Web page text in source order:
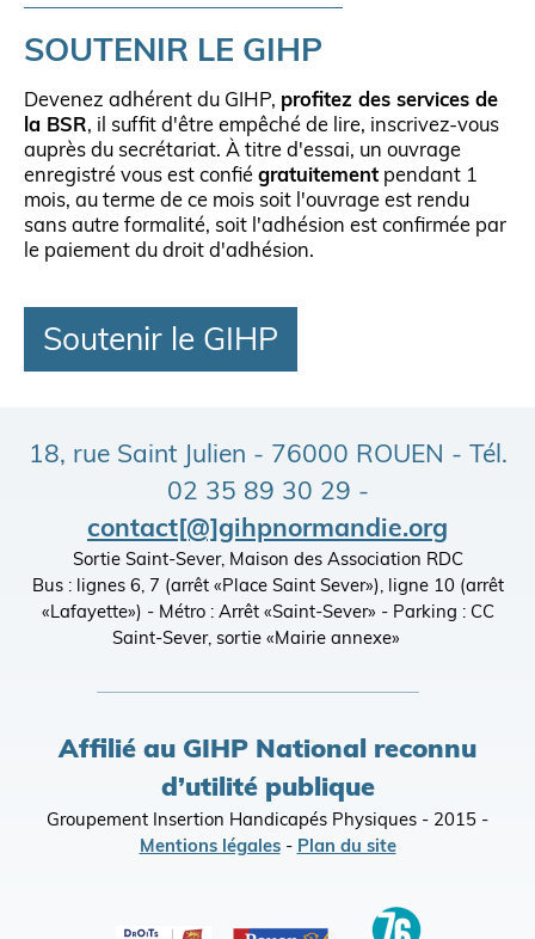
SOUTENIR LE GIHP
Devenez adhérent du GIHP, profitez des services de
la BSR, il suffit d'être empêché de lire, inscrivez-vous
auprès du secrétariat. À titre d'essai, un ouvrage
enregistré vous est confié gratuitement pendant 1
mois, au terme de ce mois soit l'ouvrage est rendu
sans autre formalité, soit l'adhésion est confirmée par
le paiement du droit d'adhésion.
Soutenir le GIHP
18, rue Saint Julien - 76000 ROUEN - Tél.
02 35 89 30 29 -
contact[@]gihpnormandie.org
Sortie Saint-Sever, Maison des Association RDC
Bus : lignes 6, 7 (arrêt «Place Saint Sever»), ligne 10 (arrêt
«Lafayette») - Métro : Arrêt «Saint-Sever» - Parking : CC
Saint-Sever, sortie «Mairie annexe»
Affilié au GIHP National reconnu
d’utilité publique
Groupement Insertion Handicapés Physiques - 2015 -
Mentions légales- Plan du site